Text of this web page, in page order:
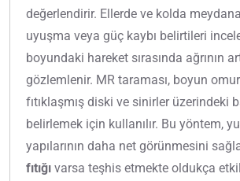
değerlendirir. Ellerde ve kolda
uyuşma veya güç kaybı belirtileri
boyundaki hareket sırasında ağrının
gözlemlenir. MR taraması, boyun
fıtıklaşmış diski ve sinirler üzerindeki
belirlemek için kullanılır. Bu yöntem,
yapılarının daha net görünmesini
fıtığı varsa teşhis etmekte oldukça